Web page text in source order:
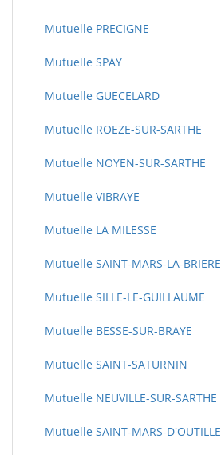
Mutuelle PRECIGNE
Mutuelle SPAY
Mutuelle GUECELARD
Mutuelle ROEZE-SUR-SARTHE
Mutuelle NOYEN-SUR-SARTHE
Mutuelle VIBRAYE
Mutuelle LA MILESSE
Mutuelle SAINT-MARS-LA-BRIERE
Mutuelle SILLE-LE-GUILLAUME
Mutuelle BESSE-SUR-BRAYE
Mutuelle SAINT-SATURNIN
Mutuelle NEUVILLE-SUR-SARTHE
Mutuelle SAINT-MARS-D'OUTILLE